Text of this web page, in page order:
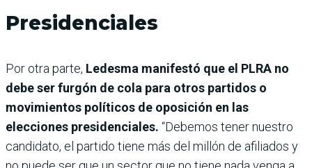
Presidenciales
Por otra parte, Ledesma manifestó que el PLRA no
debe ser furgón de cola para otros partidos o
movimientos políticos de oposición en las
elecciones presidenciales. “Debemos tener nuestro
candidato, el partido tiene más del millón de afiliados y